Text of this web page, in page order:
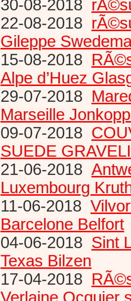
30-08-2018
22-08-2018
Gileppe
15-08-2018
Alpe d’Huez
29-07-2018
Marseille
09-07-2018
SUEDE
21-06-2018
Luxembourg
11-06-2018
Barcelone Belfort
04-06-2018 Sint
Texas Bilzen
17-04-2018